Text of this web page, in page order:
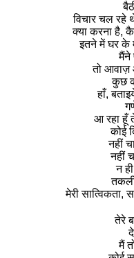
विचार चल रहे
क्या करना है,
इतने में घर के
मैंने
तो आवाज़
कुछ
हाँ,
आ रहा हूँ
कोई
नहीं
नहीं
न
मेरी सात्विकता,
तेरे
मैं